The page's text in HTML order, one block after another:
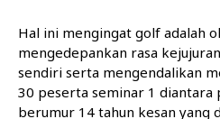
Hal ini mengingat golf adalah
mengedepankan rasa
sendiri serta mengendalikan
30 peserta seminar 1 diantara
berumur 14 tahun kesan yang